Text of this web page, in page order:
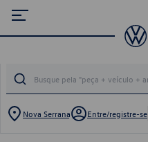
Nova Serrana Entre/registre-se